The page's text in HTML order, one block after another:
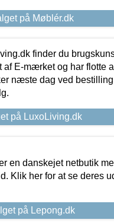
på Møblér.dk
finder du
af E-mærket og har flotte
næste dag ved
på LuxoLiving.dk
en danskejet netbutik
Klik her for at se deres
på Lepong.dk